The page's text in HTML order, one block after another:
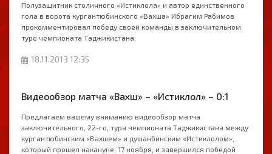
Полузащитник столичного «Истиклола» и автор единственного
гола в ворота кургантюбинского «Вахша» Ибрагим Рабимов
прокомментировал победу своей команды в заключительном
туре чемпионата Таджикистана.
18.11.2013 12:35
Видеообзор матча «Вахш» – «Истиклол» – 0:1
Предлагаем вашему вниманию видеообзор матча
заключительного, 22-го, тура чемпионата Таджикистана между
кургантюбинским «Вахшем» и душанбинским «Истиклолом»,
который прошел накануне, 17 ноября, и завершился победой